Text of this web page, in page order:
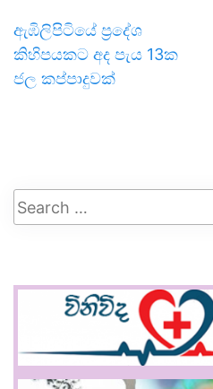
ඇඹිලිපිටියේ ප්‍රදේශ
කිහිපයකට අද පැය 13ක
ජල කප්පාදුවක්